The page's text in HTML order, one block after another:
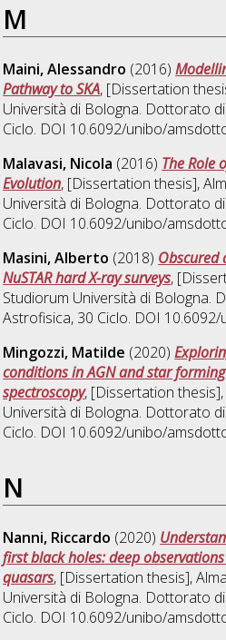
M
Maini, Alessandro (2016)
Pathway to SKA, [Dissertation
Università di Bologna. Dottorato
Ciclo. DOI 10.6092/unibo/
Malavasi, Nicola (2016) The Role
Evolution, [Dissertation thesis],
Università di Bologna. Dottorato
Ciclo. DOI 10.6092/unibo/
Masini, Alberto (2018) Obscured
NuSTAR hard X-ray surveys,
Studiorum Università di Bologna.
Astrofisica, 30 Ciclo. DOI
Mingozzi, Matilde (2020)
conditions in AGN and star
spectroscopy, [Dissertation
Università di Bologna. Dottorato
Ciclo. DOI 10.6092/unibo/
N
Nanni, Riccardo (2020)
first black holes: deep
quasars, [Dissertation thesis],
Università di Bologna. Dottorato
Ciclo. DOI 10.6092/unibo/